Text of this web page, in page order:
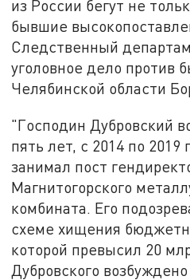
из России бегут не
бывшие
Следственный
уголовное дело против
Челябинской области
"Господин Дубровский
пять лет, с 2014 по 2019
занимал пост
Магнитогорского
комбината. Его
схеме хищения
которой превысил 20
Дубровского